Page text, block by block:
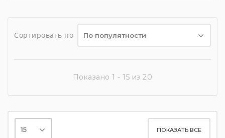
Сортировать по По популятности
Показано 1 - 15 из 20
15 ПОКАЗАТЬ ВСЕ